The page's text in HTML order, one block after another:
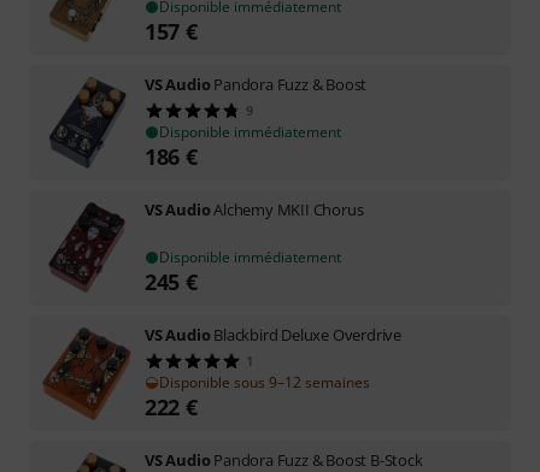
Disponible immédiatement
157 €
VS AudioPandora Fuzz & Boost
9
Disponible immédiatement
186 €
VS AudioAlchemy MKII Chorus
Disponible immédiatement
245 €
VS AudioBlackbird Deluxe Overdrive
1
Disponible sous 9–12 semaines
222 €
VS AudioPandora Fuzz & Boost B-Stock